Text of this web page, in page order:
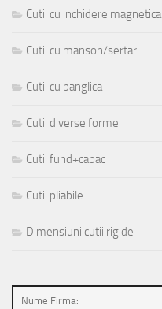
Cutii cu inchidere magnetica
Cutii cu manson/sertar
Cutii cu panglica
Cutii diverse forme
Cutii fund+capac
Cutii pliabile
Dimensiuni cutii rigide